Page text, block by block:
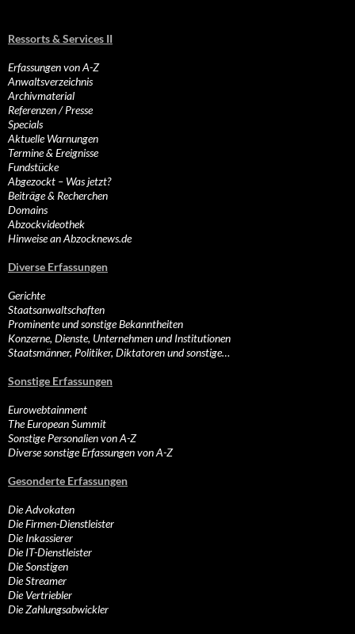
Ressorts & Services II
Erfassungen von A-Z
Anwaltsverzeichnis
Archivmaterial
Referenzen / Presse
Specials
Aktuelle Warnungen
Termine & Ereignisse
Fundstücke
Abgezockt – Was jetzt?
Beiträge & Recherchen
Domains
Abzockvideothek
Hinweise an Abzocknews.de
Diverse Erfassungen
Gerichte
Staatsanwaltschaften
Prominente und sonstige Bekanntheiten
Konzerne, Dienste, Unternehmen und Institutionen
Staatsmänner, Politiker, Diktatoren und sonstige…
Sonstige Erfassungen
Eurowebtainment
The European Summit
Sonstige Personalien von A-Z
Diverse sonstige Erfassungen von A-Z
Gesonderte Erfassungen
Die Advokaten
Die Firmen-Dienstleister
Die Inkassierer
Die IT-Dienstleister
Die Sonstigen
Die Streamer
Die Vertriebler
Die Zahlungsabwickler